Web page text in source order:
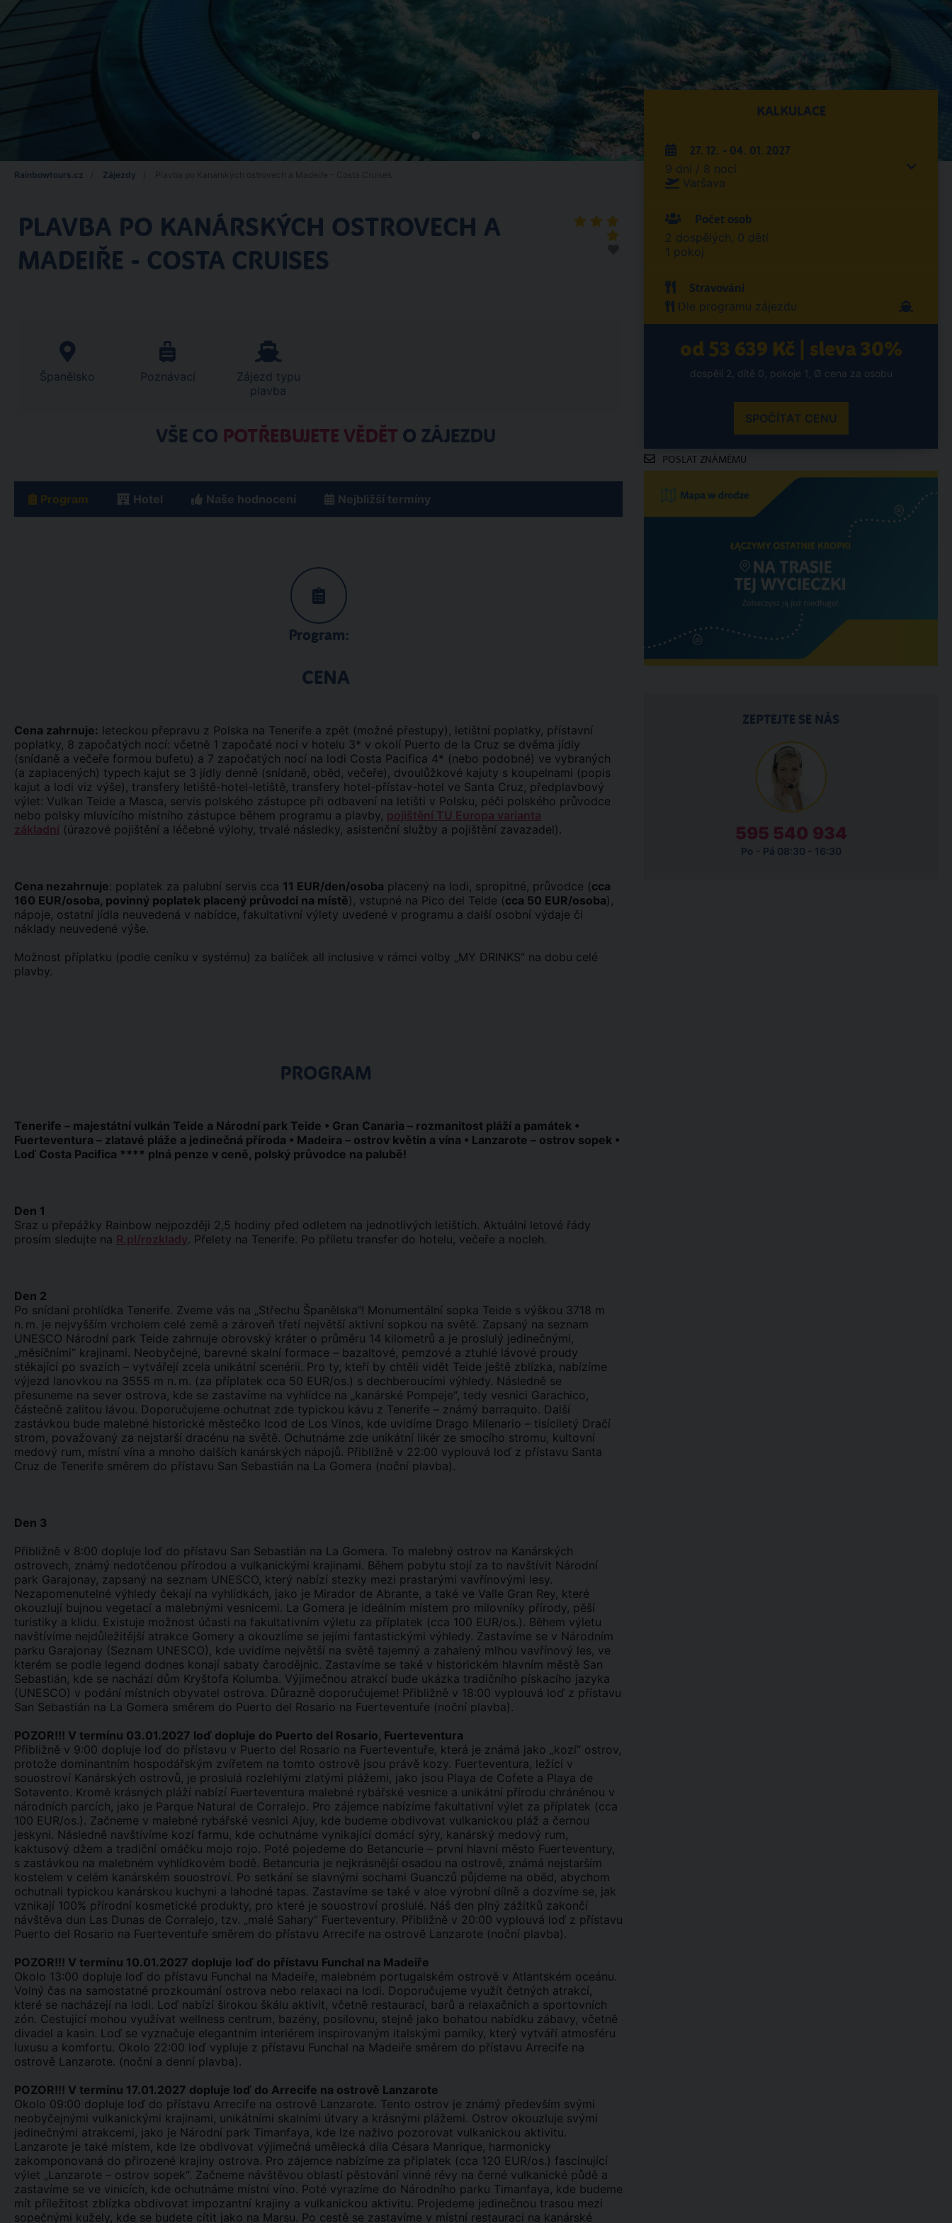
Rainbowtours.cz Zájezdy
PLAVBA PO KANÁRSKÝCH OSTROVECH A
MADEIŘE - COSTA CRUISES
Španělsko Poznávací
Zájezd typu
plavba
VŠE CO POTŘEBUJETE VĚDĚT O ZÁJEZDU
Program Hotel Naše hodnocení Nejbližší termíny
Program:
CENA
Cena zahrnuje: leteckou přepravu z Polska na Tenerife a zpět (možné přestupy), letištní poplatky, přístavní
poplatky, 8 započatých nocí: včetně 1 započaté noci v hotelu 3* v okolí Puerto de la Cruz se dvěma jídly
(snídaně a večeře formou bufetu) a 7 započatých nocí na lodi Costa Pacifica 4* (nebo podobné) ve vybraných
(a zaplacených) typech kajut se 3 jídly denně (snídaně, oběd, večeře), dvoulůžkové kajuty s koupelnami (popis
kajut a lodi viz výše), transfery letiště-hotel-letiště, transfery hotel-přístav-hotel ve Santa Cruz, předplavbový
výlet: Vulkan Teide a Masca, servis polského zástupce při odbavení na letišti v Polsku, péči polského průvodce
nebo polsky mluvícího místního zástupce během programu a plavby, pojištění TU Europa varianta
základní (úrazové pojištění a léčebné výlohy, trvalé následky, asistenční služby a pojištění zavazadel).
Cena nezahrnuje: poplatek za palubní servis cca 11 EUR/den/osoba placený na lodi, spropitné, průvodce (cca
160 EUR/osoba, povinný poplatek placený průvodci na místě), vstupné na Pico del Teide (cca 50 EUR/osoba),
nápoje, ostatní jídla neuvedená v nabídce, fakultativní výlety uvedené v programu a další osobní výdaje či
náklady neuvedené výše.
Možnost příplatku (podle ceníku v systému) za balíček all inclusive v rámci volby „MY DRINKS“ na dobu celé
plavby.
PROGRAM
Tenerife – majestátní vulkán Teide a Národní park Teide • Gran Canaria – rozmanitost pláží a památek •
Fuerteventura – zlatavé pláže a jedinečná příroda • Madeira – ostrov květin a vína • Lanzarote – ostrov sopek •
Loď Costa Pacifica **** plná penze v ceně, polský průvodce na palubě!
Den 1
Sraz u přepážky Rainbow nejpozději 2,5 hodiny před odletem na jednotlivých letištích. Aktuální letové řády
prosím sledujte na R.pl/rozklady. Přelety na Tenerife. Po příletu transfer do hotelu, večeře a nocleh.
Den 2
Po snídani prohlídka Tenerife. Zveme vás na „Střechu Španělska“! Monumentální sopka Teide s výškou 3718 m
n. m. je nejvyšším vrcholem celé země a zároveň třetí největší aktivní sopkou na světě. Zapsaný na seznam
UNESCO Národní park Teide zahrnuje obrovský kráter o průměru 14 kilometrů a je proslulý jedinečnými,
„měsíčními“ krajinami. Neobyčejné, barevné skalní formace – bazaltové, pemzové a ztuhlé lávové proudy
stékající po svazích – vytvářejí zcela unikátní scenérii. Pro ty, kteří by chtěli vidět Teide ještě zblízka, nabízíme
výjezd lanovkou na 3555 m n. m. (za příplatek cca 50 EUR/os.) s dechberoucími výhledy. Následně se
přesuneme na sever ostrova, kde se zastavíme na vyhlídce na „kanárské Pompeje“, tedy vesnici Garachico,
částečně zalitou lávou. Doporučujeme ochutnat zde typickou kávu z Tenerife – známý barraquito. Další
zastávkou bude malebné historické městečko Icod de Los Vinos, kde uvidíme Drago Milenario – tisíciletý Dračí
strom, považovaný za nejstarší dracénu na světě. Ochutnáme zde unikátní likér ze smocího stromu, kultovní
medový rum, místní vína a mnoho dalších kanárských nápojů. Přibližně v 22:00 vyplouvá loď z přístavu Santa
Cruz de Tenerife směrem do přístavu San Sebastián na La Gomera (noční plavba).
Den 3
Přibližně v 8:00 dopluje loď do přístavu San Sebastián na La Gomera. To malebný ostrov na Kanárských
ostrovech, známý nedotčenou přírodou a vulkanickými krajinami. Během pobytu stojí za to navštívit Národní
park Garajonay, zapsaný na seznam UNESCO, který nabízí stezky mezi prastarými vavřínovými lesy.
Nezapomenutelné výhledy čekají na vyhlídkách, jako je Mirador de Abrante, a také ve Valle Gran Rey, které
okouzlují bujnou vegetací a malebnými vesnicemi. La Gomera je ideálním místem pro milovníky přírody, pěší
turistiky a klidu. Existuje možnost účasti na fakultativním výletu za příplatek (cca 100 EUR/os.). Během výletu
navštívíme nejdůležitější atrakce Gomery a okouzlíme se jejími fantastickými výhledy. Zastavíme se v Národním
parku Garajonay (Seznam UNESCO), kde uvidíme největší na světě tajemný a zahalený mlhou vavřínový les, ve
kterém se podle legend dodnes konají sabaty čarodějnic. Zastavíme se také v historickém hlavním městě San
Sebastián, kde se nachází dům Kryštofa Kolumba. Výjimečnou atrakcí bude ukázka tradičního pískacího jazyka
(UNESCO) v podání místních obyvatel ostrova. Důrazně doporučujeme! Přibližně v 18:00 vyplouvá loď z přístavu
San Sebastián na La Gomera směrem do Puerto del Rosario na Fuerteventuře (noční plavba).
POZOR!!! V termínu 03.01.2027 loď dopluje do Puerto del Rosario, Fuerteventura
Přibližně v 9:00 dopluje loď do přístavu v Puerto del Rosario na Fuerteventuře, která je známá jako „kozí“ ostrov,
protože dominantním hospodářským zvířetem na tomto ostrově jsou právě kozy. Fuerteventura, ležící v
souostroví Kanárských ostrovů, je proslulá rozlehlými zlatými plážemi, jako jsou Playa de Cofete a Playa de
Sotavento. Kromě krásných pláží nabízí Fuerteventura malebné rybářské vesnice a unikátní přírodu chráněnou v
národních parcích, jako je Parque Natural de Corralejo. Pro zájemce nabízíme fakultativní výlet za příplatek (cca
100 EUR/os.). Začneme v malebné rybářské vesnici Ajuy, kde budeme obdivovat vulkanickou pláž a černou
jeskyni. Následně navštívíme kozí farmu, kde ochutnáme vynikající domácí sýry, kanárský medový rum,
kaktusový džem a tradiční omáčku mojo rojo. Poté pojedeme do Betancurie – první hlavní město Fuerteventury,
s zastávkou na malebném vyhlídkovém bodě. Betancuria je nejkrásnější osadou na ostrově, známá nejstarším
kostelem v celém kanárském souostroví. Po setkání se slavnými sochami Guanczů půjdeme na oběd, abychom
ochutnali typickou kanárskou kuchyni a lahodné tapas. Zastavíme se také v aloe výrobní dílně a dozvíme se, jak
vznikají 100% přírodní kosmetické produkty, pro které je souostroví proslulé. Náš den plný zážitků zakončí
návštěva dun Las Dunas de Corralejo, tzv. „malé Sahary“ Fuerteventury. Přibližně v 20:00 vyplouvá loď z přístavu
Puerto del Rosario na Fuerteventuře směrem do přístavu Arrecife na ostrově Lanzarote (noční plavba).
POZOR!!! V termínu 10.01.2027 dopluje loď do přístavu Funchal na Madeiře
Okolo 13:00 dopluje loď do přístavu Funchal na Madeiře, malebném portugalském ostrově v Atlantském oceánu.
Volný čas na samostatné prozkoumání ostrova nebo relaxaci na lodi. Doporučujeme využít četných atrakcí,
které se nacházejí na lodi. Loď nabízí širokou škálu aktivit, včetně restaurací, barů a relaxačních a sportovních
zón. Cestující mohou využívat wellness centrum, bazény, posilovnu, stejně jako bohatou nabídku zábavy, včetně
divadel a kasin. Loď se vyznačuje elegantním interiérem inspirovaným italskými parníky, který vytváří atmosféru
luxusu a komfortu. Okolo 22:00 loď vypluje z přístavu Funchal na Madeiře směrem do přístavu Arrecife na
ostrově Lanzarote. (noční a denní plavba).
POZOR!!! V termínu 17.01.2027 dopluje loď do Arrecife na ostrově Lanzarote
Okolo 09:00 dopluje loď do přístavu Arrecife na ostrově Lanzarote. Tento ostrov je známý především svými
neobyčejnými vulkanickými krajinami, unikátními skalními útvary a krásnými plážemi. Ostrov okouzluje svými
jedinečnými atrakcemi, jako je Národní park Timanfaya, kde lze naživo pozorovat vulkanickou aktivitu.
Lanzarote je také místem, kde lze obdivovat výjimečná umělecká díla Césara Manrique, harmonicky
zakomponovaná do přirozené krajiny ostrova. Pro zájemce nabízíme za příplatek (cca 120 EUR/os.) fascinující
výlet „Lanzarote – ostrov sopek“. Začneme návštěvou oblastí pěstování vinné révy na černé vulkanické půdě a
zastavíme se ve vinicích, kde ochutnáme místní víno. Poté vyrazíme do Národního parku Timanfaya, kde budeme
mít příležitost zblízka obdivovat impozantní krajiny a vulkanickou aktivitu. Projedeme jedinečnou trasou mezi
sopečnými kužely, kde se budete cítit jako na Marsu. Po cestě se zastavíme v místní restauraci na kanárské
KALKULACE
27. 12. - 04. 01. 2027
9 dní / 8 nocí
Varšava
Počet osob
2 dospělých, 0 dětí
1 pokoj
Stravování
Dle programu zájezdu
od 53 639 Kč | sleva 30%
dospělí 2, dítě 0, pokoje 1, Ø cena za osobu
SPOČÍTAT CENU
POSLAT ZNÁMÉMU
ZEPTEJTE SE NÁS
595 540 934
Po - Pá 08:30 - 16:30